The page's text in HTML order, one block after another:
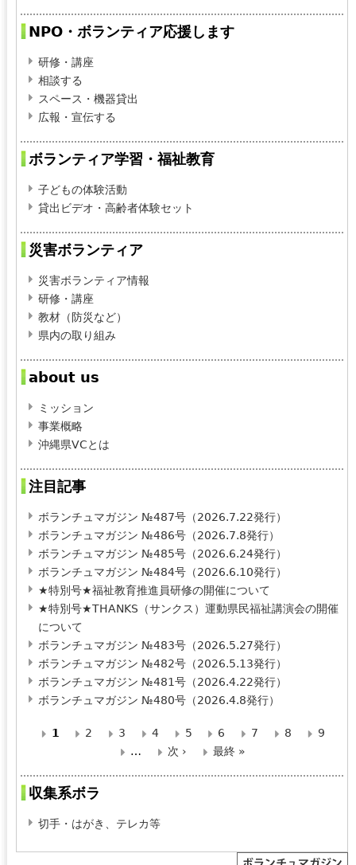
NPO・ボランティア応援します
研修・講座
相談する
スペース・機器貸出
広報・宣伝する
ボランティア学習・福祉教育
子どもの体験活動
貸出ビデオ・高齢者体験セット
災害ボランティア
災害ボランティア情報
研修・講座
教材（防災など）
県内の取り組み
about us
ミッション
事業概略
沖縄県VCとは
注目記事
ボランチュマガジン №487号（2026.7.22発行）
ボランチュマガジン №486号（2026.7.8発行）
ボランチュマガジン №485号（2026.6.24発行）
ボランチュマガジン №484号（2026.6.10発行）
★特別号★福祉教育推進員研修の開催について
★特別号★THANKS（サンクス）運動県民福祉講演会の開催
について
ボランチュマガジン №483号（2026.5.27発行）
ボランチュマガジン №482号（2026.5.13発行）
ボランチュマガジン №481号（2026.4.22発行）
ボランチュマガジン №480号（2026.4.8発行）
ー
1 2 3 4 5 6 7 8
9
…
次 › 最終 »
収集系ボラ
切手・はがき、テレカ等